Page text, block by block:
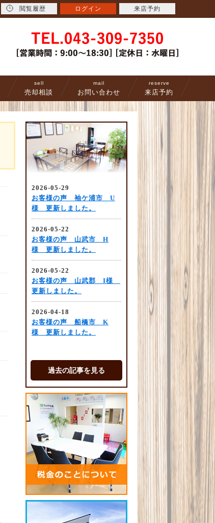
sell
売却相談
mail
お問い合わせ
reserve
来店予約
過去の記事を見る
閲覧履歴 ログイン 来店予約